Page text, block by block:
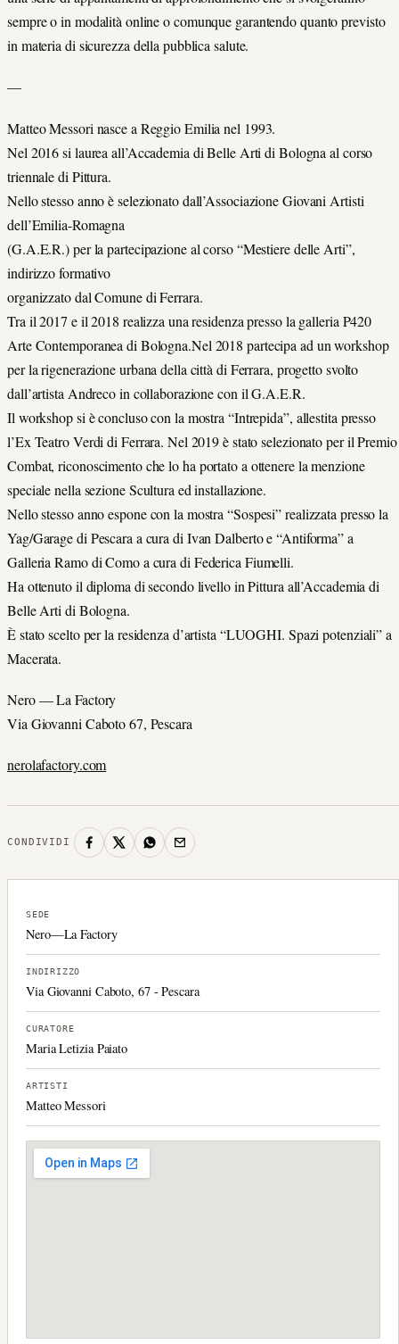
sempre o in modalità online o comunque garantendo quanto previsto
in materia di sicurezza della pubblica salute.
—
Matteo Messori nasce a Reggio Emilia nel 1993.
Nel 2016 si laurea all’Accademia di Belle Arti di Bologna al corso
triennale di Pittura.
Nello stesso anno è selezionato dall’Associazione Giovani Artisti
dell’Emilia-Romagna
(G.A.E.R.) per la partecipazione al corso “Mestiere delle Arti”,
indirizzo formativo
organizzato dal Comune di Ferrara.
Tra il 2017 e il 2018 realizza una residenza presso la galleria P420
Arte Contemporanea di Bologna.Nel 2018 partecipa ad un workshop
per la rigenerazione urbana della città di Ferrara, progetto svolto
dall’artista Andreco in collaborazione con il G.A.E.R.
Il workshop si è concluso con la mostra “Intrepida”, allestita presso
l’Ex Teatro Verdi di Ferrara. Nel 2019 è stato selezionato per il Premio
Combat, riconoscimento che lo ha portato a ottenere la menzione
speciale nella sezione Scultura ed installazione.
Nello stesso anno espone con la mostra “Sospesi” realizzata presso la
Yag/Garage di Pescara a cura di Ivan Dalberto e “Antiforma” a
Galleria Ramo di Como a cura di Federica Fiumelli.
Ha ottenuto il diploma di secondo livello in Pittura all’Accademia di
Belle Arti di Bologna.
È stato scelto per la residenza d’artista “LUOGHI. Spazi potenziali” a
Macerata.
Nero — La Factory
Via Giovanni Caboto 67, Pescara
nerolafactory.com
CONDIVIDI
SEDE
Nero—La Factory
INDIRIZZO
Via Giovanni Caboto, 67 - Pescara
CURATORE
Maria Letizia Paiato
ARTISTI
Matteo Messori